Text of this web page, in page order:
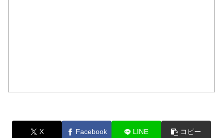
X Facebook LINE コピー